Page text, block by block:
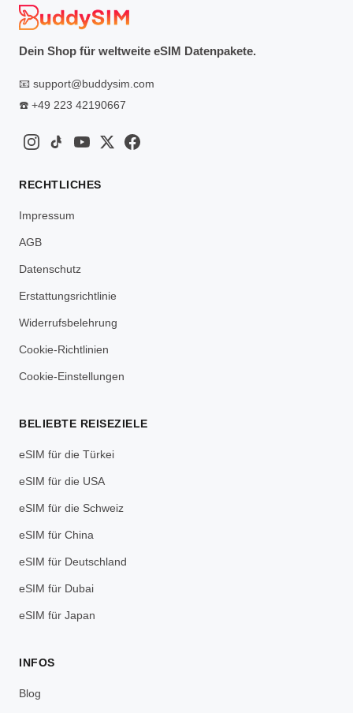
Dein Shop für weltweite eSIM Datenpakete.
📧 support@buddysim.com
☎️ +49 223 42190667
RECHTLICHES
Impressum
AGB
Datenschutz
Erstattungsrichtlinie
Widerrufsbelehrung
Cookie-Richtlinien
Cookie-Einstellungen
BELIEBTE REISEZIELE
eSIM für die Türkei
eSIM für die USA
eSIM für die Schweiz
eSIM für China
eSIM für Deutschland
eSIM für Dubai
eSIM für Japan
INFOS
Blog